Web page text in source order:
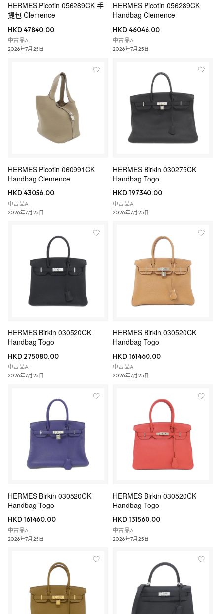
HERMES Picotin 056289CK 手
提包 Clemence
HKD 47840.00
中古品A
2026年7月25日
HERMES Picotin 056289CK
Handbag Clemence
HKD 46046.00
中古品A
2026年7月25日
HERMES Picotin 060991CK
Handbag Clemence
HKD 43056.00
中古品A
2026年7月25日
HERMES Birkin 030275CK
Handbag Togo
HKD 197340.00
中古品A
2026年7月25日
HERMES Birkin 030520CK
Handbag Togo
HKD 275080.00
中古品A
2026年7月25日
HERMES Birkin 030520CK
Handbag Togo
HKD 161460.00
中古品A
2026年7月25日
HERMES Birkin 030520CK
Handbag Togo
HKD 161460.00
中古品A
2026年7月25日
HERMES Birkin 030520CK
Handbag Togo
HKD 131560.00
中古品A
2026年7月25日